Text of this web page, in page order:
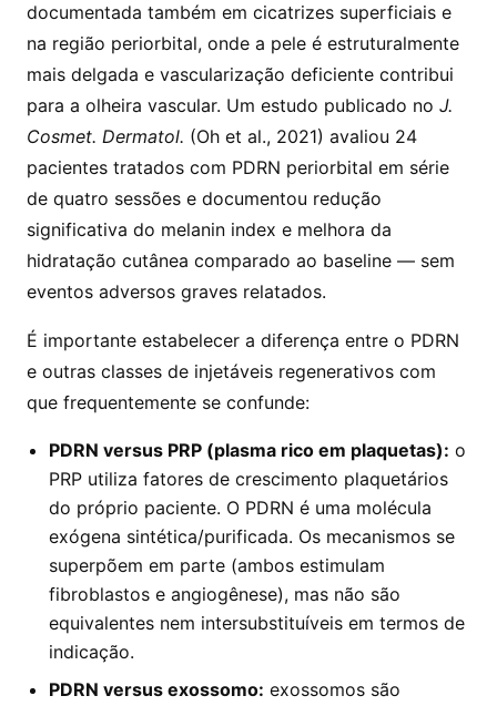
documentada também em cicatrizes superficiais e
na região periorbital, onde a pele é estruturalmente
mais delgada e vascularização deficiente contribui
para a olheira vascular. Um estudo publicado no J.
Cosmet. Dermatol. (Oh et al., 2021) avaliou 24
pacientes tratados com PDRN periorbital em série
de quatro sessões e documentou redução
significativa do melanin index e melhora da
hidratação cutânea comparado ao baseline — sem
eventos adversos graves relatados.
É importante estabelecer a diferença entre o PDRN
e outras classes de injetáveis regenerativos com
que frequentemente se confunde:
PDRN versus PRP (plasma rico em plaquetas): o
PRP utiliza fatores de crescimento plaquetários
do próprio paciente. O PDRN é uma molécula
exógena sintética/purificada. Os mecanismos se
superpõem em parte (ambos estimulam
fibroblastos e angiogênese), mas não são
equivalentes nem intersubstituíveis em termos de
indicação.
PDRN versus exossomo: exossomos são